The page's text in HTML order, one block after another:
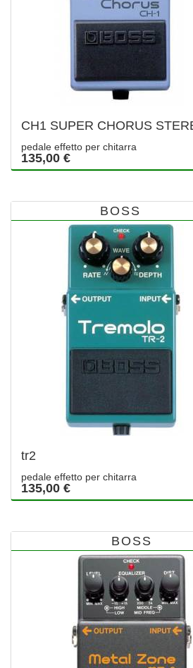
CH1 SUPER CHORUS
pedale effetto per chitarra
135,00 €
BOSS
tr2
pedale effetto per chitarra
135,00 €
BOSS